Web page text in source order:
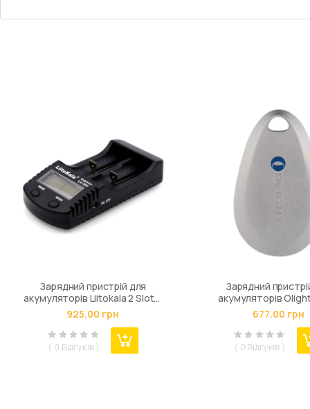
Зарядний пристрій для
акумуляторів Liitokala 2 Slots,
LCD дисплей, Li-ion/Ni-MH/Ni-
Cd/AA/ААA/AAAA/С (Lii-300)
925.00 грн
( 0 Відгуків )
Зарядний
акумуляторів
677.00 грн
( 0 Відгуків )